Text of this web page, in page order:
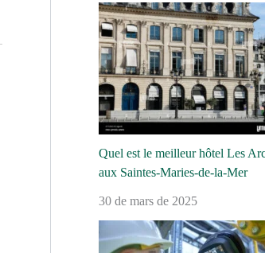
Quel est le meilleur hôtel Les
aux Saintes-Maries-de-la-Mer
30 de mars de 2025